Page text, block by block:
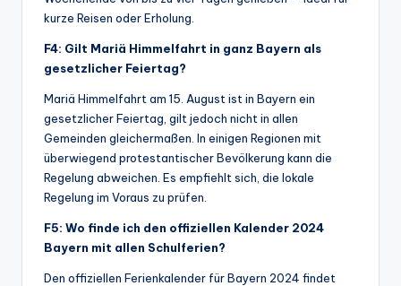
kurze Reisen oder Erholung.
F4: Gilt Mariä Himmelfahrt in ganz Bayern als
gesetzlicher Feiertag?
Mariä Himmelfahrt am 15. August ist in Bayern ein
gesetzlicher Feiertag, gilt jedoch nicht in allen
Gemeinden gleichermaßen. In einigen Regionen mit
überwiegend protestantischer Bevölkerung kann die
Regelung abweichen. Es empfiehlt sich, die lokale
Regelung im Voraus zu prüfen.
F5: Wo finde ich den offiziellen Kalender 2024
Bayern mit allen Schulferien?
Den offiziellen Ferienkalender für Bayern 2024 findet